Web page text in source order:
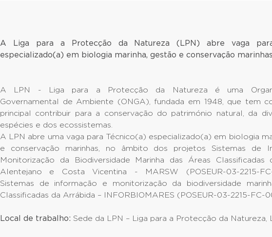
A Liga para a Protecção da Natureza (LPN) abre vaga
especializado(a) em biologia marinha, gestão e conservação
A LPN - Liga para a Protecção da Natureza é uma
Governamental de Ambiente (ONGA), fundada em 1948, que tem
principal contribuir para a conservação do património natural, da
espécies e dos ecossistemas.
A LPN abre uma vaga para Técnico(a) especializado(a) em biologia
e conservação marinhas, no âmbito dos projetos Sistemas de
Monitorização da Biodiversidade Marinha das Áreas Classificadas
Alentejano e Costa Vicentina - MARSW (POSEUR-03-2215-
Sistemas de informação e monitorização da biodiversidade
Classificadas da Arrábida – INFORBIOMARES (POSEUR-03-2215-FC-
Local de trabalho: Sede da LPN – Liga para a Protecção da Natureza,